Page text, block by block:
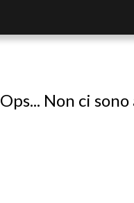
Ops... Non ci